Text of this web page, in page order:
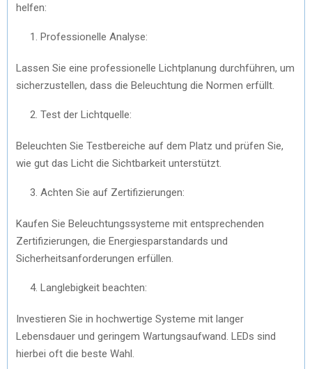
helfen:
Professionelle Analyse:
Lassen Sie eine professionelle Lichtplanung durchführen, um
sicherzustellen, dass die Beleuchtung die Normen erfüllt.
Test der Lichtquelle:
Beleuchten Sie Testbereiche auf dem Platz und prüfen Sie,
wie gut das Licht die Sichtbarkeit unterstützt.
Achten Sie auf Zertifizierungen:
Kaufen Sie Beleuchtungssysteme mit entsprechenden
Zertifizierungen, die Energiesparstandards und
Sicherheitsanforderungen erfüllen.
Langlebigkeit beachten:
Investieren Sie in hochwertige Systeme mit langer
Lebensdauer und geringem Wartungsaufwand. LEDs sind
hierbei oft die beste Wahl.